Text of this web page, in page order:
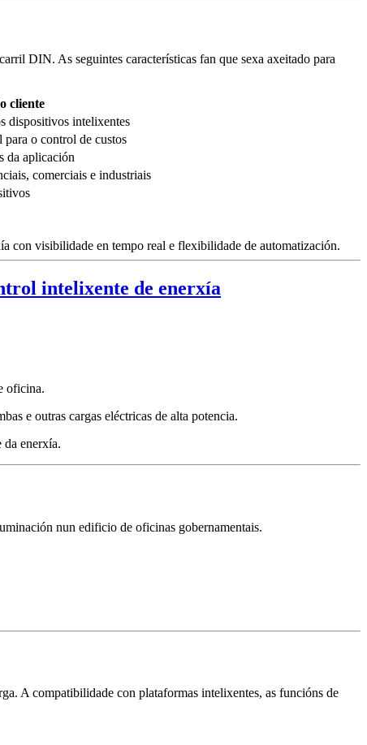
DIN. As seguintes características fan que sexa axeitado para
cliente
dispositivos intelixentes
o control de custos
da aplicación
comerciais e industriais
con visibilidade en tempo real e flexibilidade de automatización.
oficina.
e outras cargas eléctricas de alta potencia.
da enerxía.
nun edificio de oficinas gobernamentais.
A compatibilidade con plataformas intelixentes, as funcións de